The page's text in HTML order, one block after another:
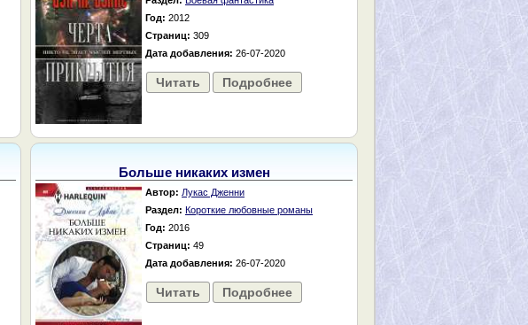
Год: 2012
Страниц: 309
Дата добавления: 26-07-2020
Читать Подробнее
Больше никаких измен
Автор: Лукас Дженни
Раздел: Короткие любовные романы
Год: 2016
Страниц: 49
Дата добавления: 26-07-2020
Читать Подробнее